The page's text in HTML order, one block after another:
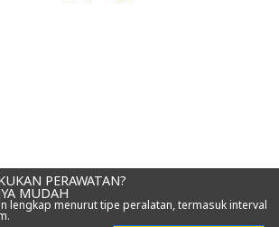
PERAWATAN?
MUDAH
lengkap menurut tipe peralatan, termasuk interval